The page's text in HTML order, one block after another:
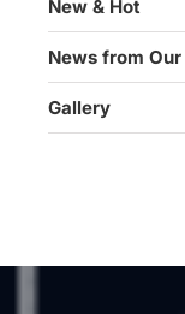
New & Hot
News from
Gallery